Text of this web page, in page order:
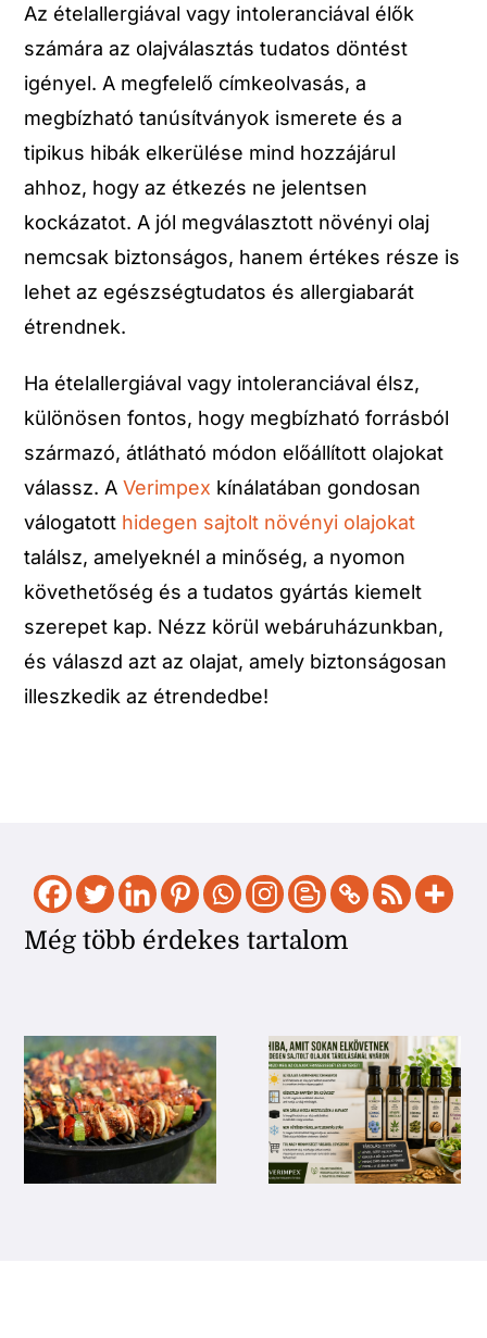
Az ételallergiával vagy intoleranciával élők
számára az olajválasztás tudatos döntést
igényel. A megfelelő címkeolvasás, a
megbízható tanúsítványok ismerete és a
tipikus hibák elkerülése mind hozzájárul
ahhoz, hogy az étkezés ne jelentsen
kockázatot. A jól megválasztott növényi olaj
nemcsak biztonságos, hanem értékes része is
lehet az egészségtudatos és allergiabarát
étrendnek.
Ha ételallergiával vagy intoleranciával élsz,
különösen fontos, hogy megbízható forrásból
származó, átlátható módon előállított olajokat
válassz. AVerimpex kínálatában gondosan
válogatott hidegen sajtolt növényi olajokat
találsz, amelyeknél a minőség, a nyomon
követhetőség és a tudatos gyártás kiemelt
szerepet kap. Nézz körül webáruházunkban,
és válaszd azt az olajat, amely biztonságosan
illeszkedik az étrendedbe!
Még több érdekes tartalom